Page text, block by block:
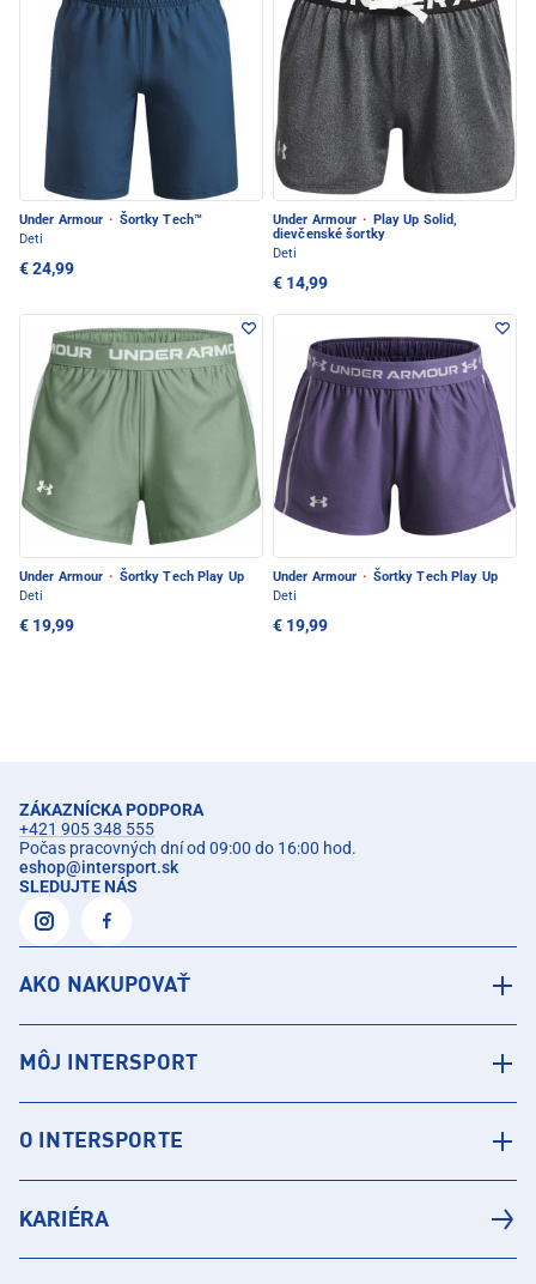
Under Armour · Šortky Tech™
Deti
€ 24,99
Under Armour · Play Up Solid,
dievčenské šortky
Deti
€ 14,99
Under Armour · Šortky Tech Play Up
Deti
€ 19,99
Under Armour · Šortky Tech Play Up
Deti
€ 19,99
ZÁKAZNÍCKA PODPORA
+421 905 348 555
Počas pracovných dní od 09:00 do 16:00 hod.
eshop@intersport.sk
SLEDUJTE NÁS
AKO NAKUPOVAŤ
MÔJ INTERSPORT
O INTERSPORTE
KARIÉRA